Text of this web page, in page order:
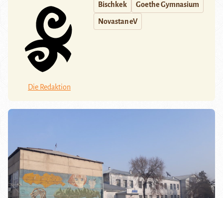
Die Redaktion
Bischkek Goethe Gymnasium
Novastan eV